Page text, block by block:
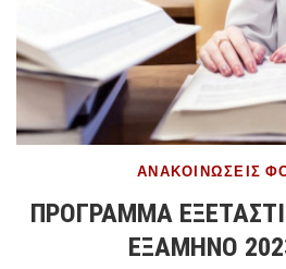
ΑΝΑΚΟΙΝΏΣΕΙΣ
ΠΡΟΓΡΑΜΜΑ
ΕΞΑΜΗΝΟ